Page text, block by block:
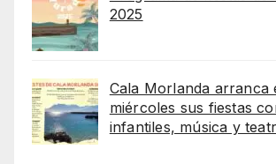
2025
Cala Morlanda arranca
miércoles sus fiestas
infantiles, música y